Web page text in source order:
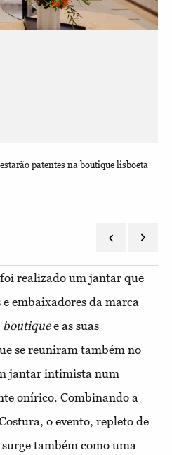
patentes na boutique lisboeta
realizado um jantar que
embaixadores da marca
boutiquee as suas
se reuniram também no
jantar intimista num
onírico. Combinando a
o evento, repleto de
também como uma